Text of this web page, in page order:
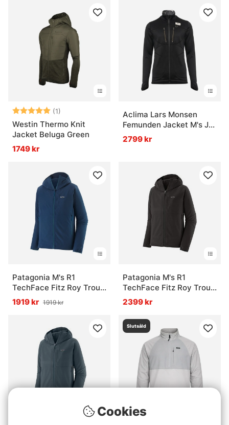
Betyg: (1)
5.0 utav 5 stjärnor
Westin Thermo Knit
Jacket Beluga Green
1749 kr
Aclima Lars Monsen
Femunden Jacket M's Jet
Black
2799 kr
Patagonia M's R1
TechFace Fitz Roy Trout
Hoody, Tidepool Blue
1919 kr 1919 kr
Patagonia M's R1
TechFace Fitz Roy Trout
Hoody BLK
2399 kr
Slutsåld
Cookies